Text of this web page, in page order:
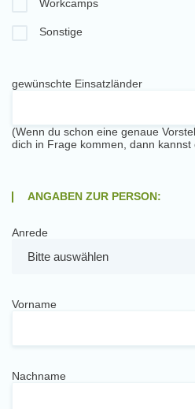
Workcamps
Sonstige
gewünschte Einsatzländer
(Wenn du schon eine genaue
dich in Frage kommen, dann
ANGABEN ZUR PERSON:
Anrede
Vorname
Nachname